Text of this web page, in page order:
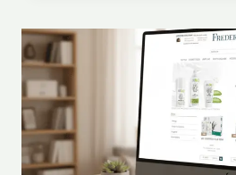
:
QU’ON
PENSE
DES
DE